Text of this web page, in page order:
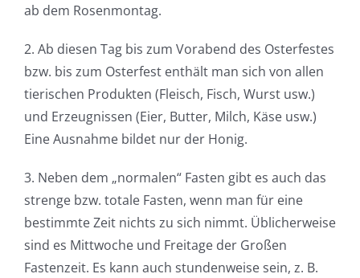
ab dem Rosenmontag.
2. Ab diesen Tag bis zum Vorabend des Osterfestes
bzw. bis zum Osterfest enthält man sich von allen
tierischen Produkten (Fleisch, Fisch, Wurst usw.)
und Erzeugnissen (Eier, Butter, Milch, Käse usw.)
Eine Ausnahme bildet nur der Honig.
3. Neben dem „normalen“ Fasten gibt es auch das
strenge bzw. totale Fasten, wenn man für eine
bestimmte Zeit nichts zu sich nimmt. Üblicherweise
sind es Mittwoche und Freitage der Großen
Fastenzeit. Es kann auch stundenweise sein, z. B.